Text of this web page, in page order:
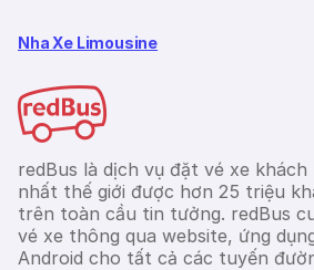
Nha Xe Limousine
redBus là dịch vụ đặt vé xe
nhất thế giới được hơn 25 triệu
trên toàn cầu tin tưởng. redBus
vé xe thông qua website, ứng
Android cho tất cả các tuyến